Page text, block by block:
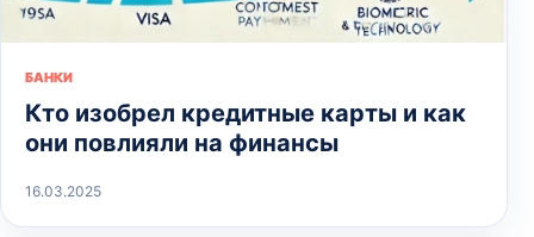
БАНКИ
Кто изобрел кредитные карты и как
они повлияли на финансы
16.03.2025